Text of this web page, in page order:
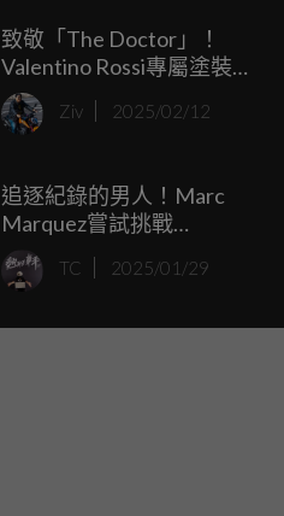
致敬「The Doctor」！
Valentino Rossi專屬塗裝
Yamaha R1登場，售價台幣
141萬元
Ziv 2025/02/12
追逐紀錄的男人！Marc
Marquez嘗試挑戰
Valentino Rossi的年長冠軍
紀錄！TC 2025/01/29